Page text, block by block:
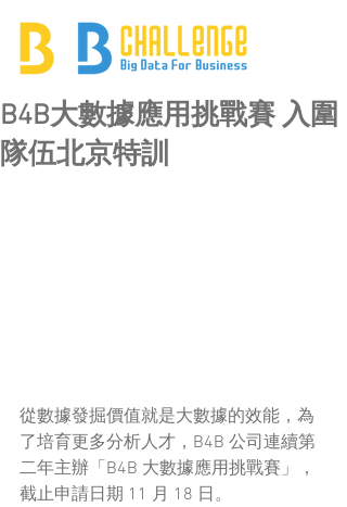
B4B大數據應用挑戰賽 入圍
隊伍北京特訓
從數據發掘價值就是大數據的效能，為
了培育更多分析人才，B4B 公司連續第
二年主辦「B4B 大數據應用挑戰賽」，
截止申請日期 11 月 18 日。